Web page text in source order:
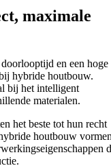
maximale
en een hoge
hybride houtbouw.
bij het intelligent
materialen.
het beste tot hun recht
houtbouw